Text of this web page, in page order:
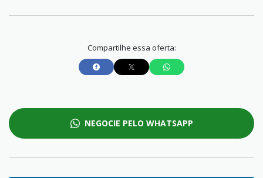
Compartilhe essa oferta:
NEGOCIE PELO WHATSAPP